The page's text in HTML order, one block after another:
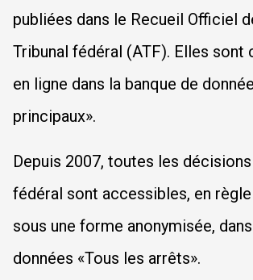
publiées dans le Recueil Officiel
Tribunal fédéral (ATF). Elles sont
en ligne dans la banque de
principaux».
Depuis 2007, toutes les
fédéral sont accessibles, en
sous une forme anonymisée,
données «Tous les arrêts».